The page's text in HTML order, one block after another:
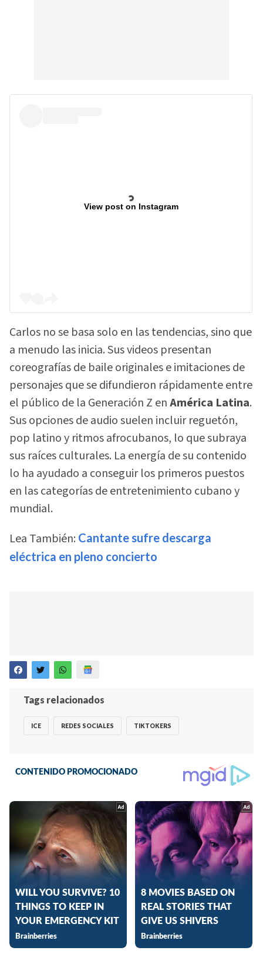
View post on Instagram
Carlos no se basa solo en las tendencias, sino que
a menudo las inicia. Sus videos presentan
coreografías de baile originales e imitaciones de
personajes que se difundieron rápidamente entre
el público de la Generación Z enAmérica Latina.
Sus opciones de audio suelen incluir reguetón,
pop latino y ritmos afrocubanos, lo que subraya
sus raíces culturales. La energía de su contenido
lo ha ayudado a conseguir los primeros puestos
en las categorías de entretenimiento cubano y
mundial.
Lea También: Cantante sufre descarga
eléctrica en pleno concierto
Tags relacionados
ICE REDES SOCIALES TIKTOKERS